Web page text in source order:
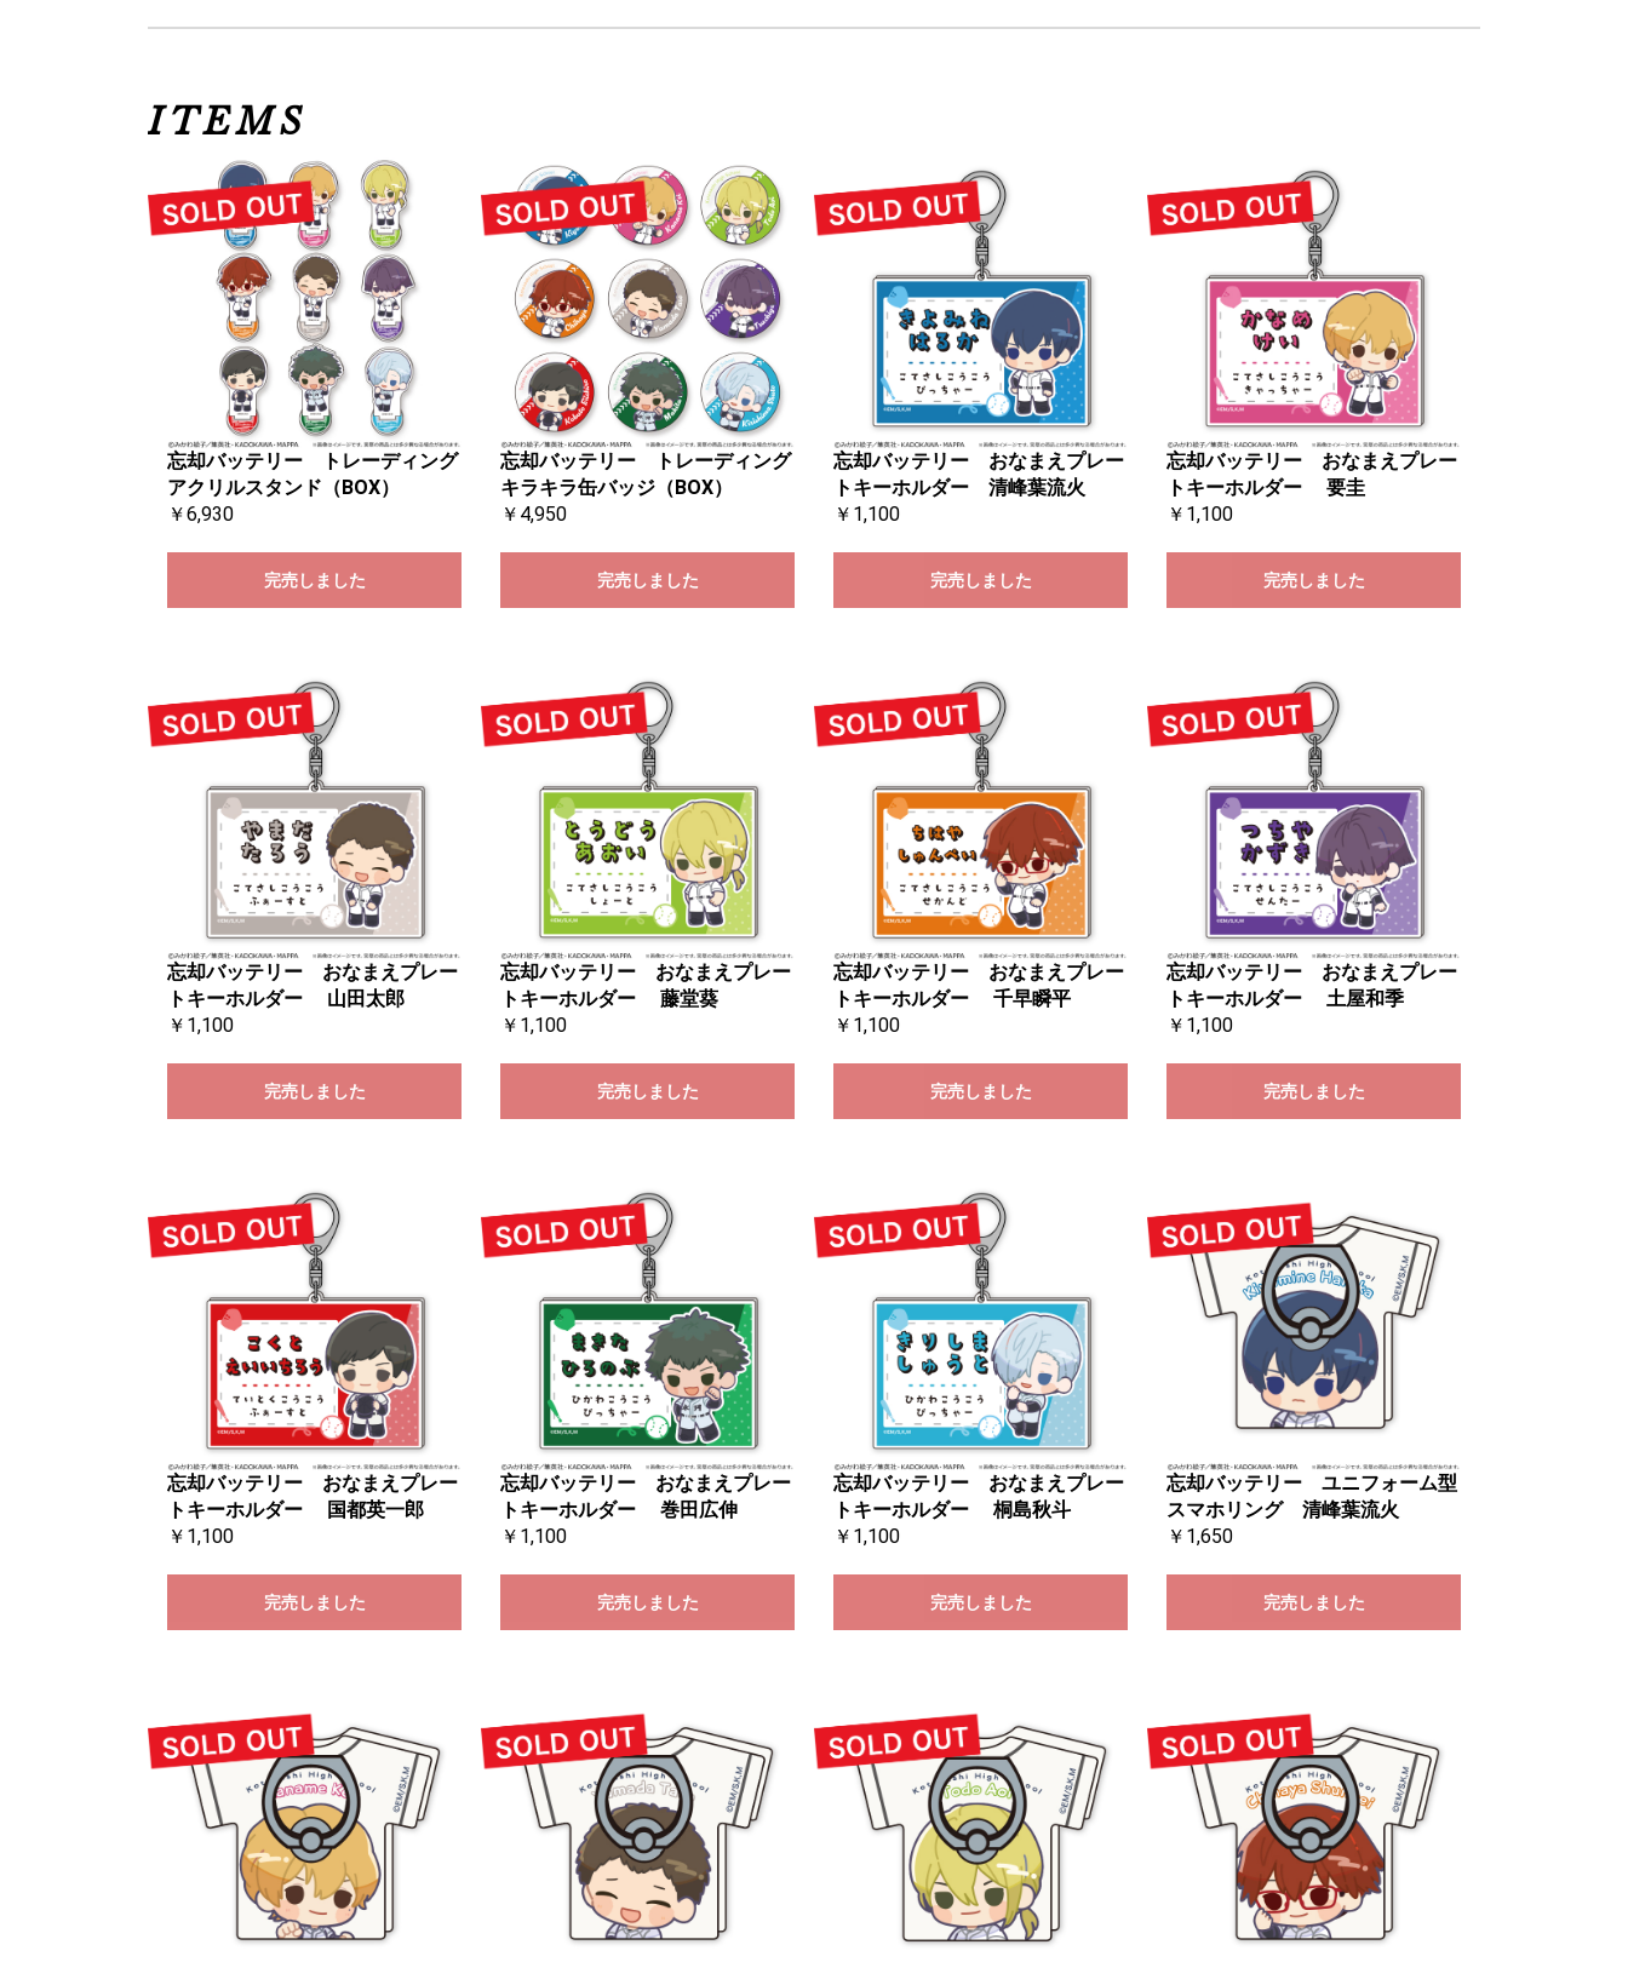
ITEMS
忘却バッテリー トレーディング
アクリルスタンド（BOX）
￥6,930
完売しました
忘却バッテリー トレーディング
キラキラ缶バッジ（BOX）
￥4,950
完売しました
忘却バッテリー おなまえプレー
トキーホルダー 清峰葉流火
￥1,100
完売しました
忘却バッテリー おなまえプレー
トキーホルダー 要圭
￥1,100
完売しました
忘却バッテリー おなまえプレー
トキーホルダー 山田太郎
￥1,100
完売しました
忘却バッテリー おなまえプレー
トキーホルダー 藤堂葵
￥1,100
完売しました
忘却バッテリー おなまえプレー
トキーホルダー 千早瞬平
￥1,100
完売しました
忘却バッテリー おなまえプレー
トキーホルダー 土屋和季
￥1,100
完売しました
忘却バッテリー おなまえプレー
トキーホルダー 国都英一郎
￥1,100
完売しました
忘却バッテリー おなまえプレー
トキーホルダー 巻田広伸
￥1,100
完売しました
忘却バッテリー おなまえプレー
トキーホルダー 桐島秋斗
￥1,100
完売しました
忘却バッテリー ユニフォーム型
スマホリング 清峰葉流火
￥1,650
完売しました